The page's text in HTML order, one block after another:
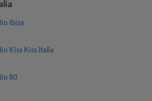
Ibiza
Kiss Kiss Italia
80